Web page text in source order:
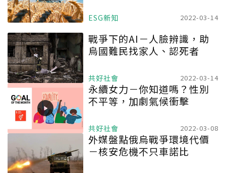
ESG新知 2022-03-14
戰爭下的AI－人臉辨識，助
烏國難民找家人、認死者
共好社會 2022-03-14
永續女力－你知道嗎？性別
不平等，加劇氣候衝擊
共好社會 2022-03-08
外媒盤點俄烏戰爭環境代價
－核安危機不只車諾比